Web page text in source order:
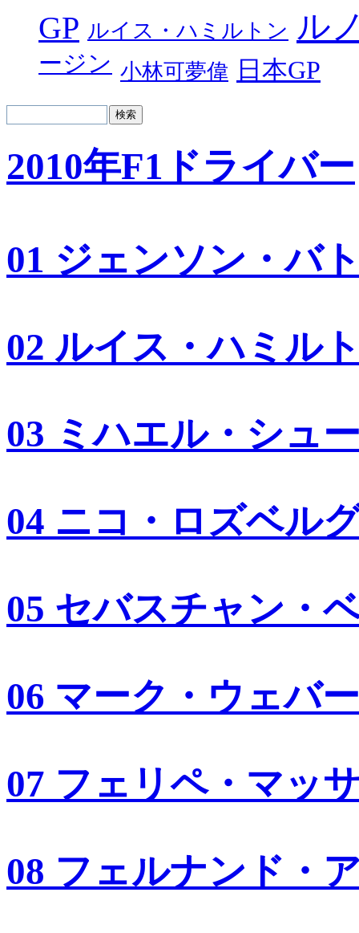
GP ルイス・ハミルトン ル
ージン 小林可夢偉 日本GP
2010年F1ドライバー
01 ジェンソン・バ
02 ルイス・ハミル
03 ミハエル・シュ
04 ニコ・ロズベル
05 セバスチャン・
06 マーク・ウェバー
07 フェリペ・マッ
08 フェルナンド・